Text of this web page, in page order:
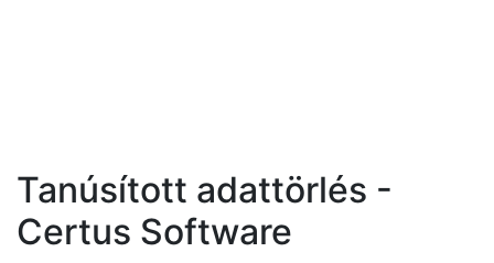
Tanúsított adattörlés -
Certus Software